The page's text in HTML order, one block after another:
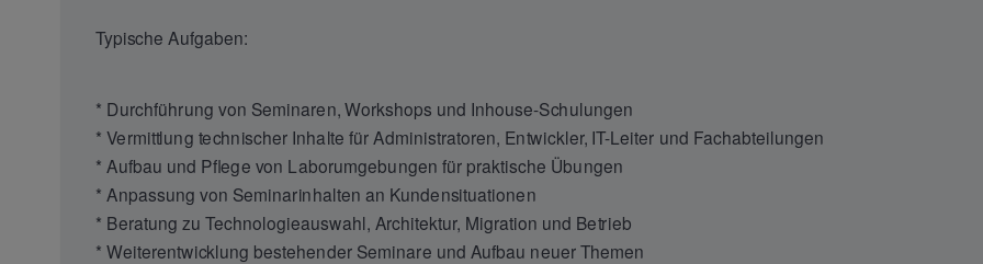
Typische Aufgaben:
* Durchführung von Seminaren, Workshops und Inhouse-Schulungen
* Vermittlung technischer Inhalte für Administratoren, Entwickler, IT-Leiter und Fachabteilungen
* Aufbau und Pflege von Laborumgebungen für praktische Übungen
* Anpassung von Seminarinhalten an Kundensituationen
* Beratung zu Technologieauswahl, Architektur, Migration und Betrieb
* Weiterentwicklung bestehender Seminare und Aufbau neuer Themen